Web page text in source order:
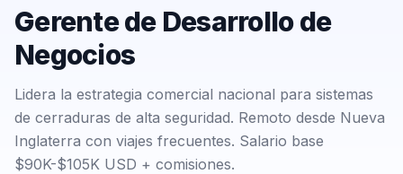
Gerente de Desarrollo de
Negocios
Lidera la estrategia comercial nacional para sistemas
de cerraduras de alta seguridad. Remoto desde Nueva
Inglaterra con viajes frecuentes. Salario base
$90K-$105K USD + comisiones.